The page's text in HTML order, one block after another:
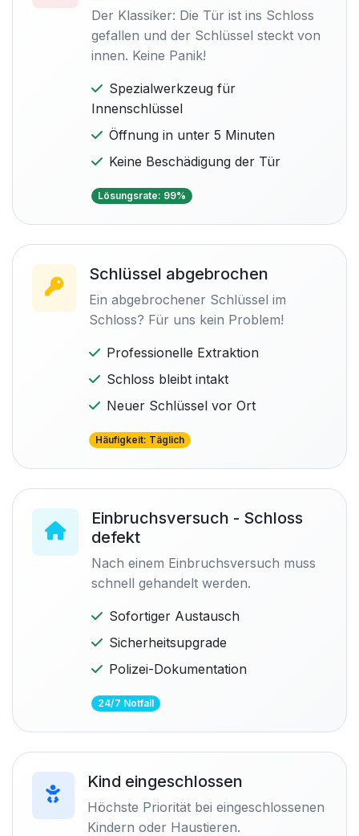
Der Klassiker: Die Tür ist ins Schloss
gefallen und der Schlüssel steckt von
innen. Keine Panik!
Spezialwerkzeug für
Innenschlüssel
Öffnung in unter 5 Minuten
Keine Beschädigung der Tür
Lösungsrate: 99%
Schlüssel abgebrochen
Ein abgebrochener Schlüssel im
Schloss? Für uns kein Problem!
Professionelle Extraktion
Schloss bleibt intakt
Neuer Schlüssel vor Ort
Häufigkeit: Täglich
Einbruchsversuch - Schloss
defekt
Nach einem Einbruchsversuch muss
schnell gehandelt werden.
Sofortiger Austausch
Sicherheitsupgrade
Polizei-Dokumentation
24/7 Notfall
Kind eingeschlossen
Höchste Priorität bei eingeschlossenen
Kindern oder Haustieren.